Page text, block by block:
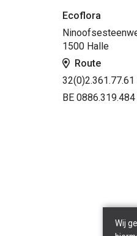
Ecoflora
1500 Halle
Route
32(0)2.361.77.61
BE 0886.319.484
Wij